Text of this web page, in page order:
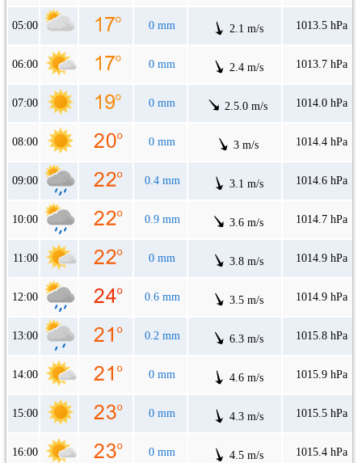
05:00 0 mm 2.1 m/s 1013.5 hPa
06:00 0 mm 2.4 m/s 1013.7 hPa
07:00 0 mm 2.5.0 m/s 1014.0 hPa
08:00 0 mm 3 m/s 1014.4 hPa
09:00 0.4 mm 3.1 m/s 1014.6 hPa
10:00 0.9 mm 3.6 m/s 1014.7 hPa
11:00 0 mm 3.8 m/s 1014.9 hPa
12:00 0.6 mm 3.5 m/s 1014.9 hPa
13:00 0.2 mm 6.3 m/s 1015.8 hPa
14:00 0 mm 4.6 m/s 1015.9 hPa
15:00 0 mm 4.3 m/s 1015.5 hPa
16:00 0 mm 4.5 m/s 1015.4 hPa